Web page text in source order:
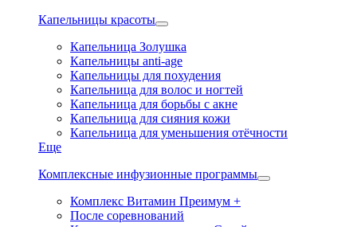
Капельницы красоты
Капельница Золушка
Капельницы anti-age
Капельницы для похудения
Капельница для волос и ногтей
Капельница для борьбы с акне
Капельница для сияния кожи
Капельница для уменьшения отёчности
Еще
Комплексные инфузионные программы
Комплекс Витамин Преимум +
После соревнований